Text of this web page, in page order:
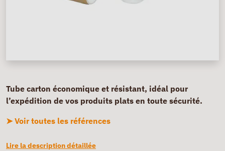
Tube carton économique et résistant, idéal pour
l’expédition de vos produits plats en toute sécurité.
➤ Voir toutes les références
Lire la description détaillée